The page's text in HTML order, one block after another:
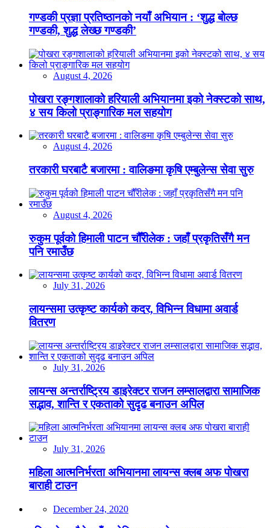
गण्डकी प्रज्ञा प्रतिष्ठानको नयाँ अभियान : ‘शुद्ध बोल्छ
गण्डकी, शुद्ध लेख्छ गण्डकी’
August 4, 2026
पोखरा रङ्गशालाको हरियाली अभियानमा इको नेक्स्टको साथ,
४ सय किलो प्राङ्गारिक मल सहयोग
August 4, 2026
तरकारी घरबाटै बजारमा : वालिङमा कृषि एम्बुलेन्स सेवा सुरु
August 4, 2026
रुकुम पूर्वको हिमाली पाटन चौँरीलेक : जहाँ प्रकृतिसँगै मन
पनि रमाउँछ
July 31, 2026
लायन्समा उत्कृष्ट कार्यको कदर, विभिन्न विधामा अवार्ड
वितरण
July 31, 2026
लायन्स अन्तर्राष्ट्रिय डाइरेक्टर राजन लम्सालद्वारा सामाजिक
सद्भाव, शान्ति र एकताको सुदृढ बनाउन अपिल
July 31, 2026
महिला आत्मनिर्भरता अभियानमा लायन्स क्लब अफ पोखरा
बाराही टाउन
December 24, 2020